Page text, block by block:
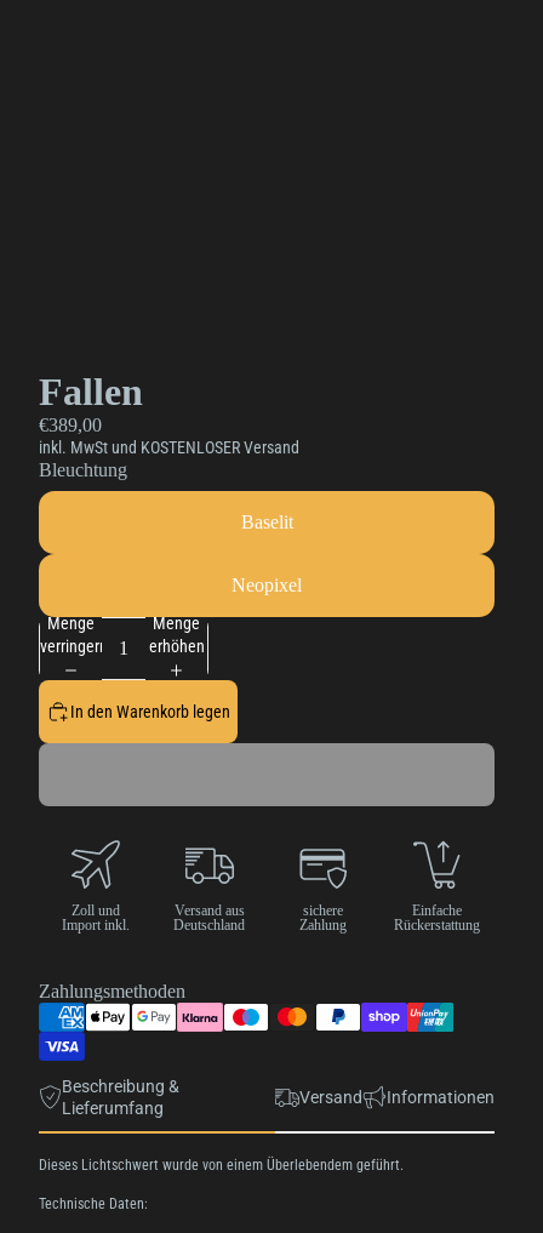
Fallen
€389,00
inkl. MwSt und KOSTENLOSER Versand
Bleuchtung
Baselit
Neopixel
Menge
verringern
Menge
erhöhen
In den Warenkorb legen
Zoll und
Import inkl.
Versand aus
Deutschland
sichere
Zahlung
Einfache
Rückerstattung
Zahlungsmethoden
Beschreibung &
Lieferumfang
Versand Informationen
Dieses Lichtschwert wurde von einem Überlebendem geführt.
Technische Daten: